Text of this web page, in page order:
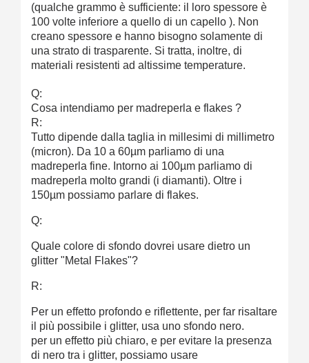
(qualche grammo è sufficiente: il loro spessore è
100 volte inferiore a quello di un capello ). Non
creano spessore e hanno bisogno solamente di
una strato di trasparente. Si tratta, inoltre, di
materiali resistenti ad altissime temperature.
Q:
Cosa intendiamo per madreperla e flakes ?
R:
Tutto dipende dalla taglia in millesimi di millimetro
(micron). Da 10 a 60µm parliamo di una
madreperla fine. Intorno ai 100µm parliamo di
madreperla molto grandi (i diamanti). Oltre i
150µm possiamo parlare di flakes.
Q:
Quale colore di sfondo dovrei usare dietro un
glitter "Metal Flakes"?
R:
Per un effetto profondo e riflettente, per far risaltare
il più possibile i glitter, usa uno sfondo nero.
per un effetto più chiaro, e per evitare la presenza
di nero tra i glitter, possiamo usare